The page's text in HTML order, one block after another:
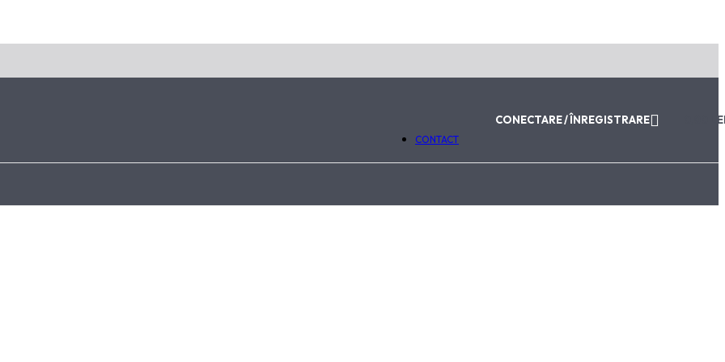
Va fi utilizat în conformitate cu
CONTACT
CONECTARE / ÎNREGISTRARE